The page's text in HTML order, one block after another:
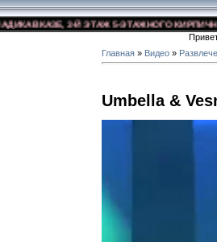
3-Й ЭТАЖ 5-ЭТАЖНОГО
Главная » Видео »
Umbella &